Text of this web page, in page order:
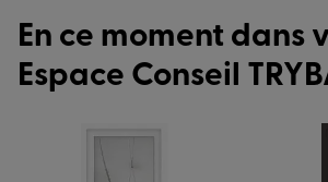
En ce moment dans
Espace Conseil